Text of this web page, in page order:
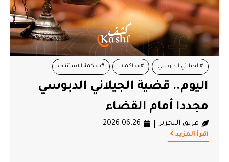
#الجيلاني الدبوسي #محاكمات #محكمة الاستئناف
#منذر الونيسي #نور الدين البحيري
اليوم.. قضية الجيلاني الدبوسي
مجددا أمام القضاء
فريق التحرير 2026.06.26
اقرأ المزيد